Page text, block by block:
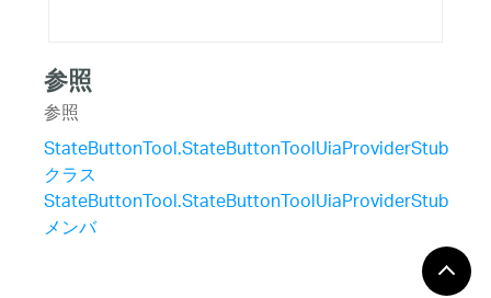
参照
参照
StateButtonTool.StateButtonToolUiaProviderStub
クラス
StateButtonTool.StateButtonToolUiaProviderStub
メンバ